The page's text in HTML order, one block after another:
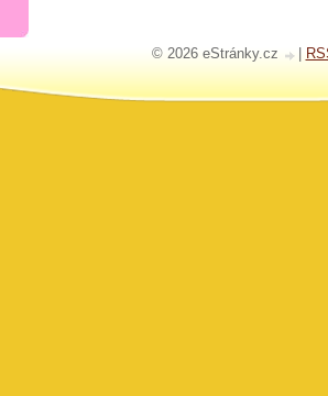
© 2026 eStránky.cz